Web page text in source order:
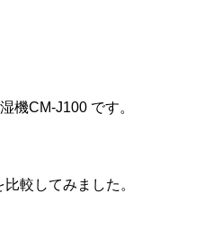
機CM-J100 です。
較してみました。